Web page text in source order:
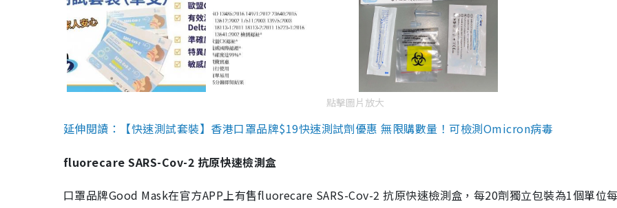
點擊圖片放大
延伸閱讀：【快速測試套裝】香港口罩品牌$19快速測試劑優惠 無限購數量！可檢測Omicron病毒
fluorecare SARS-Cov-2 抗原快速檢測盒
口罩品牌Good Mask在官方APP上有售fluorecare SARS-Cov-2 抗原快速檢測盒，每20劑獨立包裝為1個單位